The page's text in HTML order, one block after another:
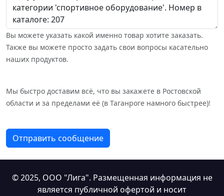
Вы можете указать какой именно товар хотите заказать.
Также вы можете просто задать свои вопросы касательно
наших продуктов.
Мы быстро доставим всё, что вы закажете в Ростовской
области и за пределами её (в Таганроге намного быстрее)!
Отправить сообщение
© 2025, ООО "Лига". Размещенная информация не
является публичной офертой и носит